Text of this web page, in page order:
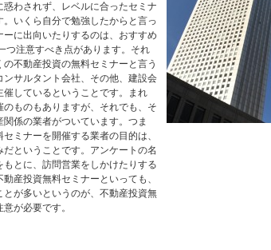
わされず、レベルに合ったセミナ
いくら自分で勉強したからと言っ
に出向いたりするのは、おすすめ
つ注意すべき点があります。それ
不動産投資の無料セミナーと言う
サルタント会社、その他、建設会
しているということです。まれ
ものもありますが、それでも、そ
係の業者がついています。つま
ミナーを開催する業者の目的は、
ということです。アンケートの名
とに、訪問営業をしかけたりする
産投資無料セミナーといっても、
が多いというのが、不動産投資無
が必要です。